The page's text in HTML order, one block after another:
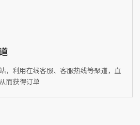
，利用在线客服、客服热线等聚道，直
而获得订单